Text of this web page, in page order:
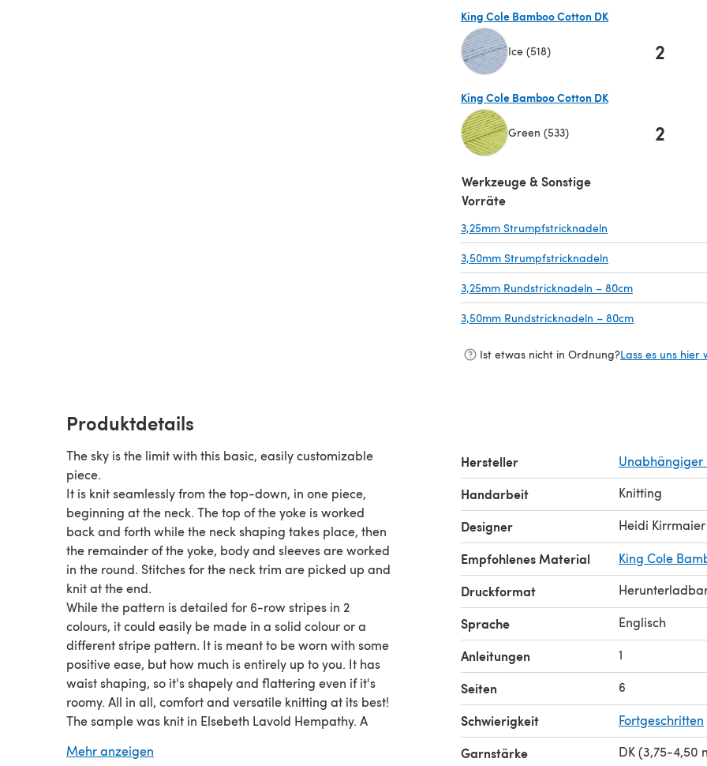
King Cole Bamboo Cotton DK
Ice (518) 2
King Cole Bamboo Cotton DK
Green (533) 2
Werkzeuge & Sonstige
Vorräte
3,25mm Strumpfstricknadeln
3,50mm Strumpfstricknadeln
3,25mm Rundstricknadeln – 80cm
3,50mm Rundstricknadeln – 80cm
Ist etwas nicht in Ordnung?Lass es uns hier
Produktdetails
The sky is the limit with this basic, easily customizable
piece.
It is knit seamlessly from the top-down, in one piece,
beginning at the neck. The top of the yoke is worked
back and forth while the neck shaping takes place, then
the remainder of the yoke, body and sleeves are worked
in the round. Stitches for the neck trim are picked up and
knit at the end.
While the pattern is detailed for 6-row stripes in 2
colours, it could easily be made in a solid colour or a
different stripe pattern. It is meant to be worn with some
positive ease, but how much is entirely up to you. It has
waist shaping, so it's shapely and flattering even if it's
roomy. All in all, comfort and versatile knitting at its best!
The sample was knit in Elsebeth Lavold Hempathy. A
Mehr anzeigen
Hersteller Unabhängiger
Handarbeit Knitting
Designer Heidi Kirrmaier
Empfohlenes Material King Cole
Druckformat
Sprache Englisch
Anleitungen 1
Seiten 6
Schwierigkeit Fortgeschritten
Garnstärke DK (3,75-4,50